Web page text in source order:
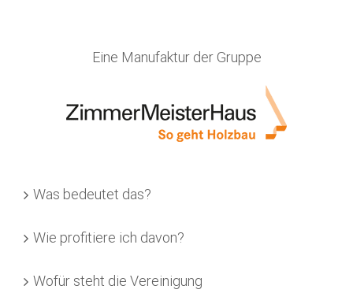
Eine Manufaktur der Gruppe
Was bedeutet das?
Wie profitiere ich davon?
Wofür steht die Vereinigung